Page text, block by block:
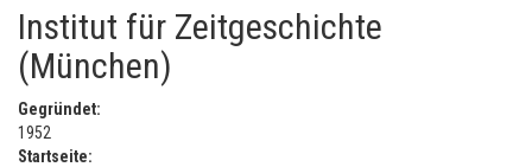
Institut für Zeitgeschichte
(München)
Gegründet:
1952
Startseite: